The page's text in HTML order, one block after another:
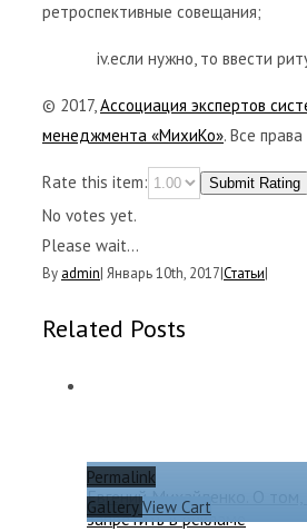
ретроспективные совещания;
iv.если нужно, то ввести
© 2017,Ассоциация экспертов
менеджмента «МихиКо». Все
Rate this item: Submit Rating
No votes yet.
Please wait...
By admin| Январь 10th, 2017|Статьи|
Related Posts
Permalink
GalleryView Cart
Евгений Михайленко. О том,
запретить в рекламе